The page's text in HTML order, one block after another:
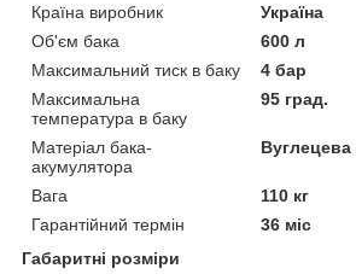
Країна виробник
Україна
Об'єм бака
600 л
Максимальний тиск в баку
4 бар
Максимальна
температура в баку
95 град.
Матеріал бака-
акумулятора
Вуглецева
Вага
110 кг
Гарантійний термін
36 міс
Габаритні розміри